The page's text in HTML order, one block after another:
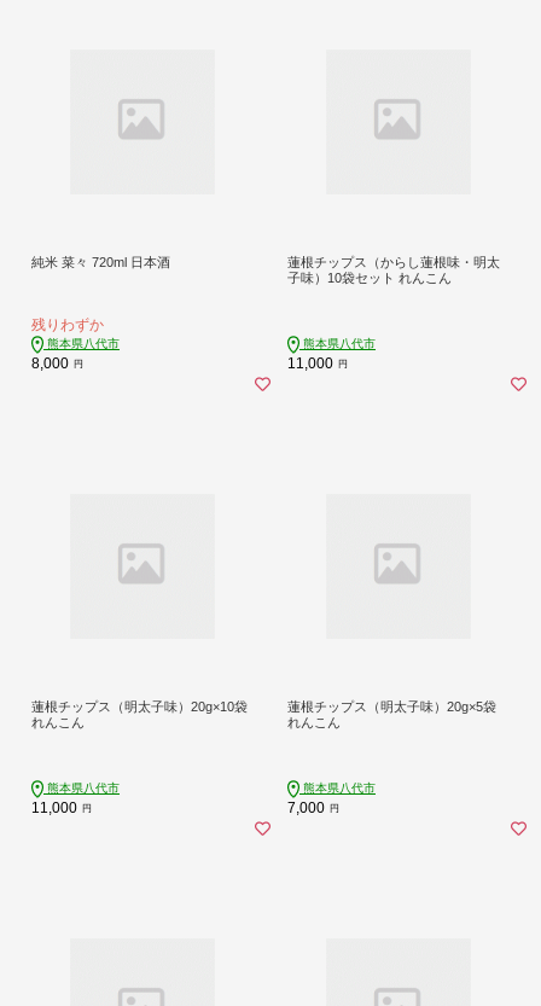
純米 菜々 720ml 日本酒
残りわずか
熊本県八代市
8,000 円
蓮根チップス（からし蓮根味・明太
子味）10袋セット れんこん
熊本県八代市
11,000 円
蓮根チップス（明太子味）20g×10袋
れんこん
熊本県八代市
11,000 円
蓮根チップス（明太子味）20g×5袋
れんこん
熊本県八代市
7,000 円